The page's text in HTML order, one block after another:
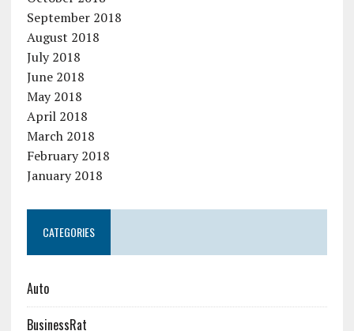
September 2018
August 2018
July 2018
June 2018
May 2018
April 2018
March 2018
February 2018
January 2018
CATEGORIES
Auto
BusinessRat